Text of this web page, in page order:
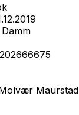
Maurstad